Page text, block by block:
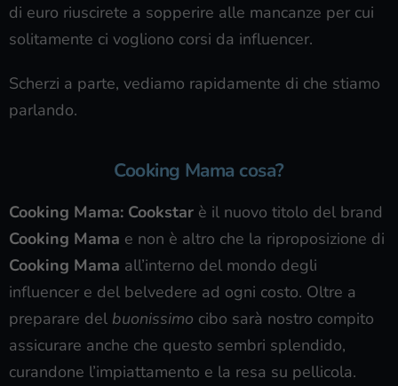
di euro riuscirete a sopperire alle mancanze per cui
solitamente ci vogliono corsi da influencer.
Scherzi a parte, vediamo rapidamente di che stiamo
parlando.
Cooking Mama cosa?
Cooking Mama: Cookstar è il nuovo titolo del brand
Cooking Mama e non è altro che la riproposizione di
Cooking Mama all’interno del mondo degli
influencer e del belvedere ad ogni costo. Oltre a
preparare del buonissimo cibo sarà nostro compito
assicurare anche che questo sembri splendido,
curandone l’impiattamento e la resa su pellicola.